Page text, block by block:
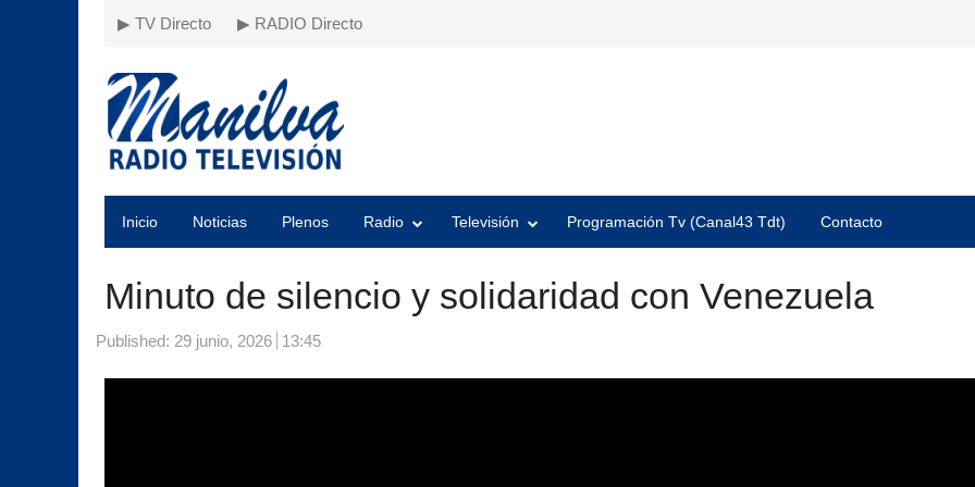
▶ TV Directo ▶ RADIO Directo
Inicio Noticias Plenos Radio Televisión Programación Tv (Canal43 Tdt) Contacto
Minuto de silencio y solidaridad con Venezuela
Published: 29 junio, 2026 13:45